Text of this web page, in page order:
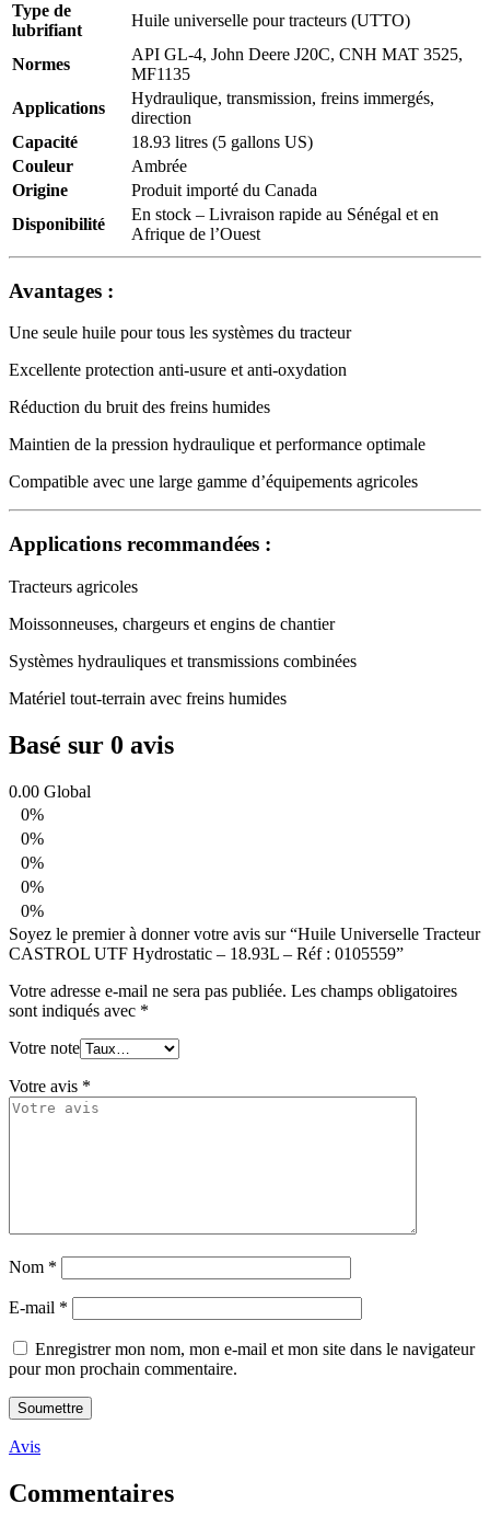
Type de
lubrifiant
Huile universelle pour tracteurs (UTTO)
Normes
API GL-4, John Deere J20C, CNH MAT 3525,
MF1135
Applications
Hydraulique, transmission, freins immergés,
direction
Capacité
18.93 litres (5 gallons US)
Couleur
Ambrée
Origine
Produit importé du Canada
Disponibilité
En stock – Livraison rapide au Sénégal et en
Afrique de l’Ouest
Avantages :
Une seule huile pour tous les systèmes du tracteur
Excellente protection anti-usure et anti-oxydation
Réduction du bruit des freins humides
Maintien de la pression hydraulique et performance optimale
Compatible avec une large gamme d’équipements agricoles
Applications recommandées :
Tracteurs agricoles
Moissonneuses, chargeurs et engins de chantier
Systèmes hydrauliques et transmissions combinées
Matériel tout-terrain avec freins humides
Basé sur 0 avis
0.00 Global
0%
0%
0%
0%
0%
Soyez le premier à donner votre avis sur “Huile Universelle Tracteur
CASTROL UTF Hydrostatic – 18.93L – Réf : 0105559”
Votre adresse e-mail ne sera pas publiée. Les champs obligatoires
sont indiqués avec *
Votre note
Votre avis *
Nom *
E-mail *
Enregistrer mon nom, mon e-mail et mon site dans le navigateur
pour mon prochain commentaire.
Avis
Commentaires